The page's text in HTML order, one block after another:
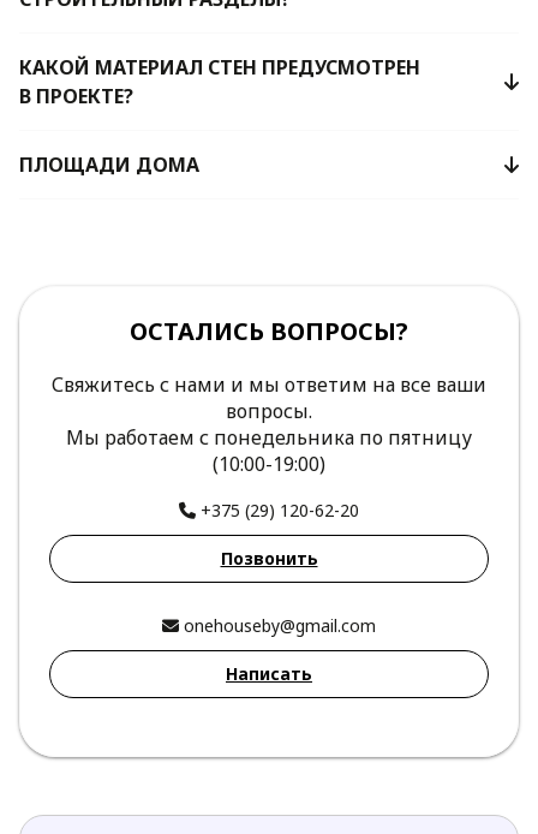
КАКОЙ МАТЕРИАЛ СТЕН ПРЕДУСМОТРЕН
В ПРОЕКТЕ?
ПЛОЩАДИ ДОМА
ОСТАЛИСЬ ВОПРОСЫ?
Свяжитесь с нами и мы ответим на все ваши
вопросы.
Мы работаем с понедельника по пятницу
(10:00-19:00)
+375 (29) 120-62-20
Позвонить
onehouseby@gmail.com
Написать